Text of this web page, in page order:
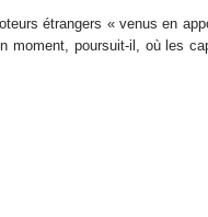
étrangers « venus en
moment, poursuit-il, où les